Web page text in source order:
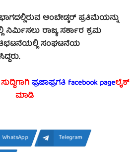
ಅಂಬೇಡ್ಕರ್ ಪ್ರತಿಮೆಯನ್ನು
ರಾಜ್ಯ ಸರ್ಕಾರ ಕ್ರಮ
ಸಂಘಟನೆಯ
ಪ್ರಜಾಪ್ರಗತಿ facebook pageಲೈಕ್
ಮಾಡಿ
WhatsApp
Telegram